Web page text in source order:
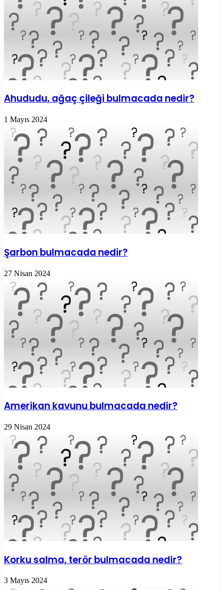
Ahududu, ağaç çileği bulmacada nedir?
1 Mayıs 2024
Şarbon bulmacada nedir?
27 Nisan 2024
Amerikan kavunu bulmacada nedir?
29 Nisan 2024
Korku salma, terör bulmacada nedir?
3 Mayıs 2024